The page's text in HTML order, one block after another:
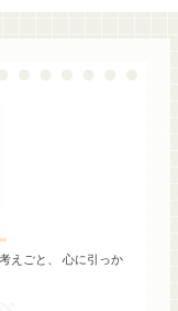
えごと、 心に引っか